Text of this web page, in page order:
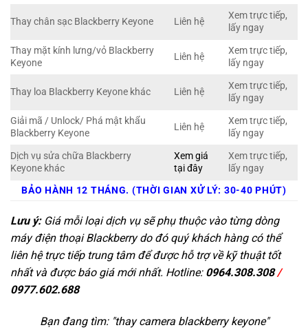
Thay chân sạc Blackberry Keyone Liên hệ
Xem trực tiếp,
lấy ngay
Thay mặt kính lưng/vỏ Blackberry
Keyone
Liên hệ
Xem trực tiếp,
lấy ngay
Thay loa Blackberry Keyone khác Liên hệ
Xem trực tiếp,
lấy ngay
Giải mã / Unlock/ Phá mật khẩu
Blackberry Keyone
Liên hệ
Xem trực tiếp,
lấy ngay
Dịch vụ sửa chữa Blackberry
Keyone khác
Xem giá
tại đây
Xem trực tiếp,
lấy ngay
BẢO HÀNH 12 THÁNG. (THỜI GIAN XỬ LÝ: 30-40 PHÚT)
Lưu ý:Giá mỗi loại dịch vụ sẽ phụ thuộc vào từng dòng
máy điện thoại Blackberry do đó quý khách hàng có thể
liên hệ trực tiếp trung tâm để được hỗ trợ về kỹ thuật tốt
nhất và được báo giá mới nhất. Hotline: 0964.308.308/
0977.602.688
Bạn đang tìm: "thay camera blackberry keyone"